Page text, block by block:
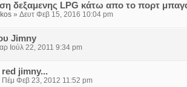
δεξαμενης LPG κάτω απο το πορτ
» Δευτ Φεβ 15, 2016 10:04 pm
Jimny
Ιούλ 22, 2011 9:34 pm
jimny...
Φεβ 23, 2012 11:52 pm